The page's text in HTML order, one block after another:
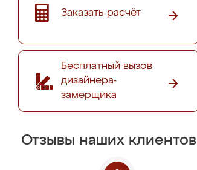
Заказать расчёт
Бесплатный вызов
дизайнера-
замерщика
Отзывы наших клиентов